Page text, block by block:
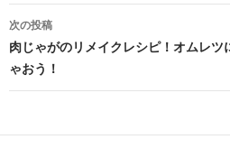
ナ
ビ
ゲ
シ
次の投稿
肉じゃがのリメイクレシピ！オムレツ
ゃおう！